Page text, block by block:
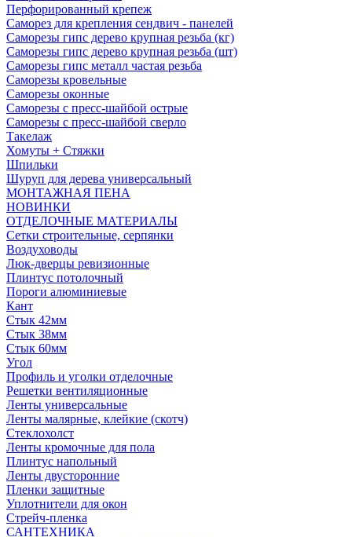
Перфорированный крепеж
Саморез для крепления сендвич - панелей
Саморезы гипс дерево крупная резьба (кг)
Саморезы гипс дерево крупная резьба (шт)
Саморезы гипс металл частая резьба
Саморезы кровельные
Саморезы оконные
Саморезы с пресс-шайбой острые
Саморезы с пресс-шайбой сверло
Такелаж
Хомуты + Стяжки
Шпильки
Шуруп для дерева универсальный
МОНТАЖНАЯ ПЕНА
НОВИНКИ
ОТДЕЛОЧНЫЕ МАТЕРИАЛЫ
Сетки строительные, серпянки
Воздуховоды
Люк-дверцы ревизионные
Плинтус потолочный
Пороги алюминиевые
Кант
Стык 42мм
Стык 38мм
Стык 60мм
Угол
Профиль и уголки отделочные
Решетки вентиляционные
Ленты универсальные
Ленты малярные, клейкие (скотч)
Стеклохолст
Ленты кромочные для пола
Плинтус напольный
Ленты двусторонние
Пленки защитные
Уплотнители для окон
Стрейч-пленка
САНТЕХНИКА